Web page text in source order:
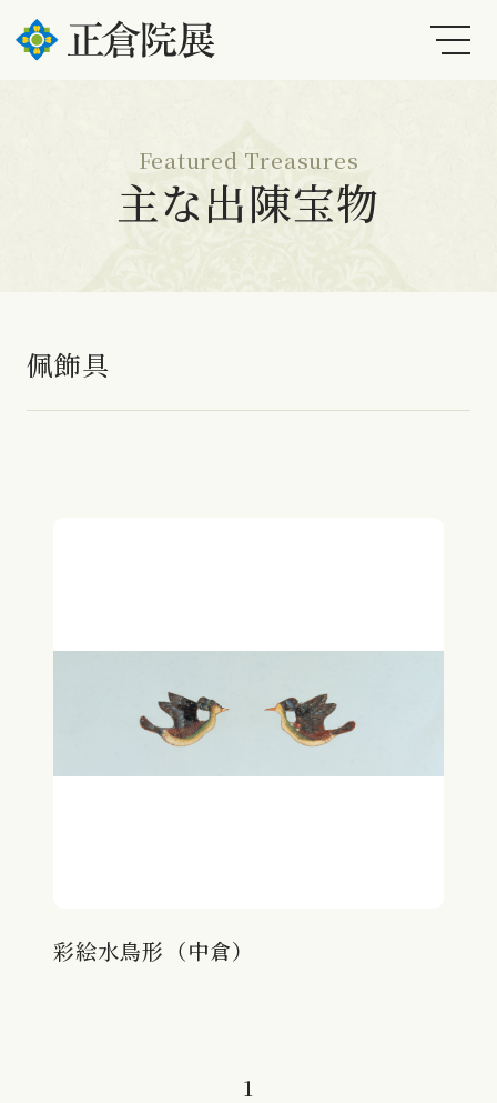
Featured Treasures
主な出陳宝物
佩飾具
彩絵水鳥形（中倉）
1